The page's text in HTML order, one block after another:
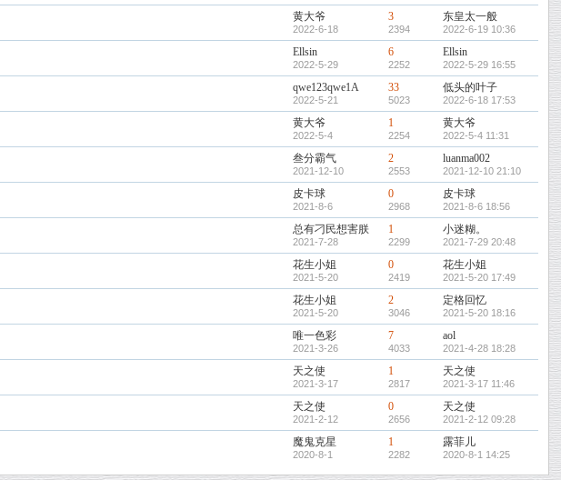
黄大爷
2022-6-18
3
2394
东皇太一般
2022-6-19 10:36
Ellsin
2022-5-29
6
2252
Ellsin
2022-5-29 16:55
qwe123qwe1A
2022-5-21
33
5023
低头的叶子
2022-6-18 17:53
黄大爷
2022-5-4
1
2254
黄大爷
2022-5-4 11:31
叁分霸气
2021-12-10
2
2553
luanma002
2021-12-10 21:10
皮卡球
2021-8-6
0
2968
皮卡球
2021-8-6 18:56
总有刁民想害朕
2021-7-28
1
2299
小迷糊。
2021-7-29 20:48
花生小姐
2021-5-20
0
2419
花生小姐
2021-5-20 17:49
花生小姐
2021-5-20
2
3046
定格回忆
2021-5-20 18:16
唯一色彩
2021-3-26
7
4033
aol
2021-4-28 18:28
天之使
2021-3-17
1
2817
天之使
2021-3-17 11:46
天之使
2021-2-12
0
2656
天之使
2021-2-12 09:28
魔鬼克星
2020-8-1
1
2282
露菲儿
2020-8-1 14:25